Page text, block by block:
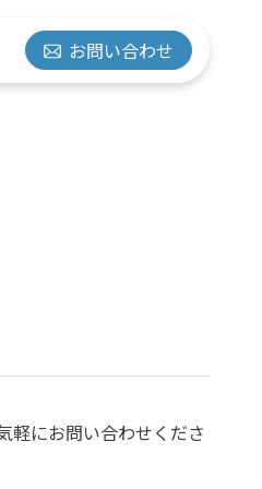
お問い合わせ
軽にお問い合わせくださ